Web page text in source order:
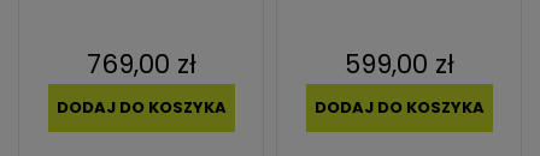
769,00 zł
DODAJ DO KOSZYKA
599,00 zł
DODAJ DO KOSZYKA